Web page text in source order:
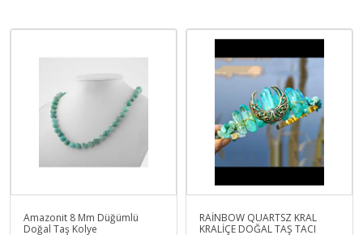
Amazonit 8 Mm Düğümlü
Doğal Taş Kolye
RAİNBOW QUARTSZ KRAL
KRALİÇE DOĞAL TAŞ TACI